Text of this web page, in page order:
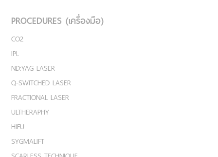
PROCEDURES (เครื่องมือ)
CO2
IPL
ND:YAG LASER
Q-SWITCHED LASER
FRACTIONAL LASER
ULTHERAPHY
HIFU
SYGMALIFT